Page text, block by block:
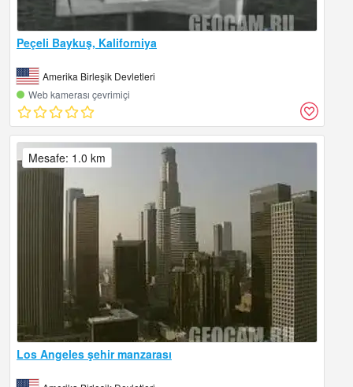
Peçeli Baykuş, Kaliforniya
Amerika Birleşik Devletleri
Web kamerası çevrimiçi
Los Angeles şehir manzarası
Mesafe: 1.0 km